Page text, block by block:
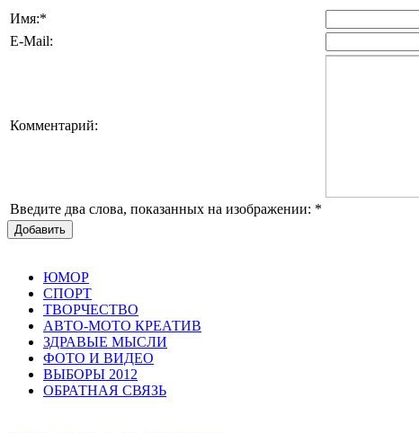
Имя:*
E-Mail:
Комментарий:
Введите два слова, показанных на изображении: *
Добавить
ЮМОР
СПОРТ
ТВОРЧЕСТВО
АВТО-МОТО КРЕАТИВ
ЗДРАВЫЕ МЫСЛИ
ФОТО И ВИДЕО
ВЫБОРЫ 2012
ОБРАТНАЯ СВЯЗЬ